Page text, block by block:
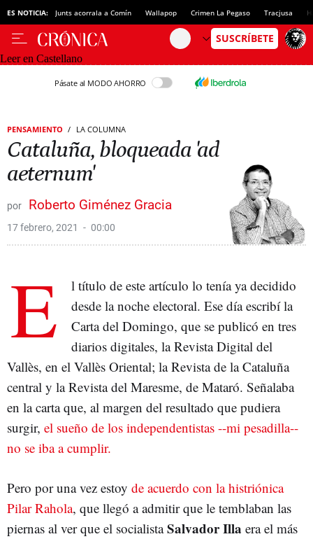
ES NOTICIA: Junts acorrala a Comín Wallapop Crimen La Pegaso Tracjusa
Leer en Castellano
Pásate al MODO AHORRO
PENSAMIENTO LA COLUMNA
Cataluña, bloqueada 'ad
aeternum'
Roberto Giménez Gracia
17 febrero, 2021 00:00
E
l título de este artículo lo tenía ya decidido
desde la noche electoral. Ese día escribí la
Carta del Domingo, que se publicó en tres
diarios digitales, la Revista Digital del
Vallès, en el Vallès Oriental; la Revista de la Cataluña
central y la Revista del Maresme, de Mataró. Señalaba
en la carta que, al margen del resultado que pudiera
surgir, el sueño de los independentistas --mi pesadilla--
no se iba a cumplir.
Pero por una vez estoy de acuerdo con la histriónica
Pilar Rahola, que llegó a admitir que le temblaban las
piernas al ver que el socialistaSalvador Illa era el más